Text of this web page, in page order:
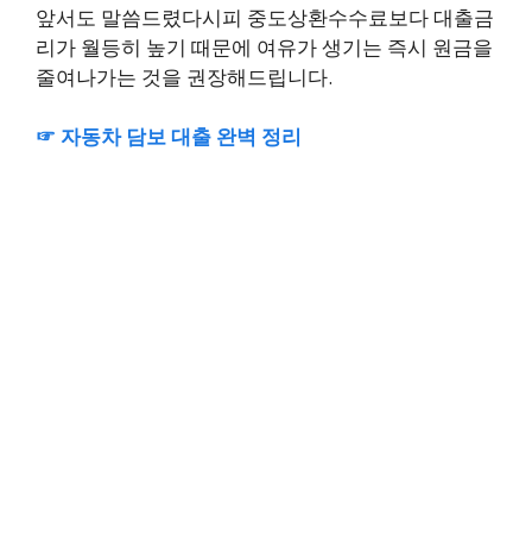
앞서도 말씀드렸다시피 중도상환수수료보다 대출금
리가 월등히 높기 때문에 여유가 생기는 즉시 원금을
줄여나가는 것을 권장해드립니다.
☞ 자동차 담보 대출 완벽 정리